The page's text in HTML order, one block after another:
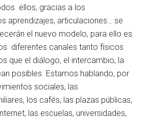
ellos, gracias a los
aprendizajes, articulaciones… se
el nuevo modelo, para ello es
diferentes canales tanto físicos
que el diálogo, el intercambio, la
posibles. Estamos hablando, por
sociales, las
los cafés, las plazas públicas,
las escuelas, universidades,